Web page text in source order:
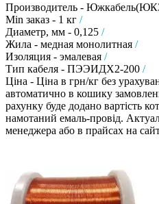
Производитель -
Min заказ - 1 кг /
Диаметр, мм - 0,125 /
Жила - медная монолитная /
Изоляция - эмалевая /
Тип кабеля - ПЭЭИДХ2-200 /
Ціна - Ціна в грн/кг без
автоматично в кошику
рахунку буде додано вартість
намотаний емаль-провід.
менеджера або в прайсах на